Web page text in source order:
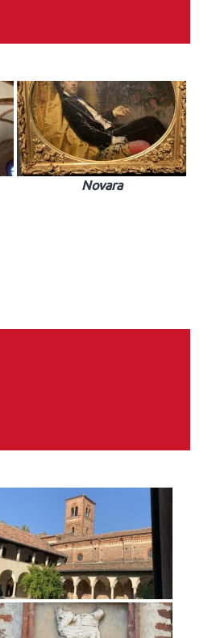
Novara